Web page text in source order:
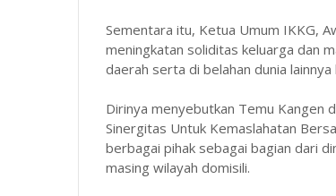
Sementara itu, Ketua Umum IKKG,
meningkatan soliditas keluarga dan
daerah serta di belahan dunia
Dirinya menyebutkan Temu Kangen
Sinergitas Untuk Kemaslahatan
berbagai pihak sebagai bagian dari
masing wilayah domisili.